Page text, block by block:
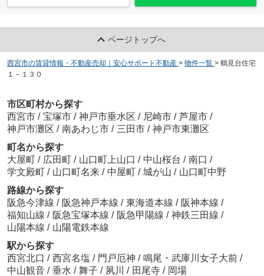
ページトップへ
西宮市の賃貸情報・不動産売却｜安心サポート不動産 > 物件一覧 > 鶴見台住宅
１－１３０
市区町村から探す
西宮市 / 宝塚市 / 神戸市垂水区 / 尼崎市 / 芦屋市 /
神戸市灘区 / 南あわじ市 / 三田市 / 神戸市東灘区
町名から探す
大屋町 / 広田町 / 山口町上山口 / 中山桜台 / 南口 /
学文殿町 / 山口町名来 / 中屋町 / 城が山 / 山口町中野
路線から探す
阪急今津線 / 阪急神戸本線 / 東海道本線 / 阪神本線 /
福知山線 / 阪急宝塚本線 / 阪急甲陽線 / 神鉄三田線 /
山陽本線 / 山陽電鉄本線
駅から探す
西宮北口 / 西宮名塩 / 門戸厄神 / 鳴尾・武庫川女子大前 /
中山観音 / 垂水 / 舞子 / 夙川 / 田尾寺 / 岡場